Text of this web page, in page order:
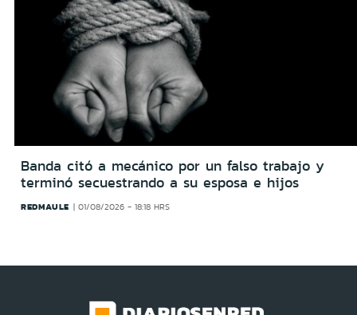
Banda citó a mecánico por un falso trabajo y
terminó secuestrando a su esposa e hijos
REDMAULE 01/08/2026 - 18:18 HRS